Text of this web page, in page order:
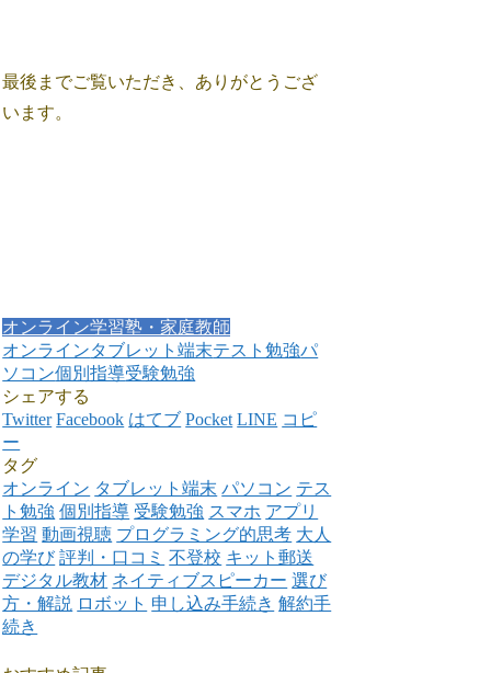
最後までご覧いただき、ありがとうござ
います。
オンライン学習塾・家庭教師
オンラインタブレット端末テスト勉強パ
ソコン個別指導受験勉強
シェアする
Twitter Facebook はてブ Pocket LINE コピ
ー
タグ
オンライン タブレット端末 パソコン テス
ト勉強 個別指導 受験勉強 スマホ アプリ
学習 動画視聴 プログラミング的思考 大人
の学び 評判・口コミ 不登校 キット郵送
デジタル教材 ネイティブスピーカー 選び
方・解説 ロボット 申し込み手続き 解約手
続き